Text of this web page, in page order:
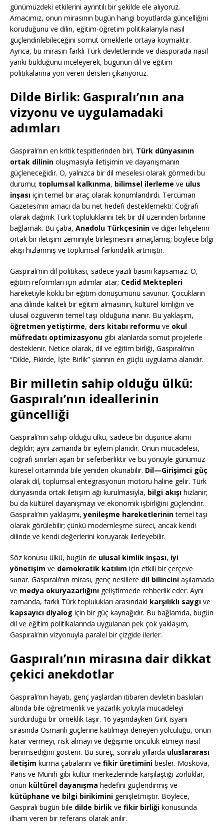
günümüzdeki etkilerini ayrıntılı bir şekilde ele alıyoruz.
Amacımız, onun mirasının bugün hangi boyutlarda güncelliğini
koruduğunu ve dilin, eğitim-öğretim politikalarıyla nasıl
güçlendirilebileceğini somut örneklerle ortaya koymaktır.
Ayrıca, bu mirasın farklı Türk devletlerinde ve diasporada nasıl
yankı bulduğunu inceleyerek, bugünün dil ve eğitim
politikalarına yön veren dersleri çıkarıyoruz.
Dilde Birlik: Gaspıralı’nın ana
vizyonu ve uygulamadaki
adımları
Gaspıralı’nın en kritik tespitlerinden biri, Türk dünyasının
ortak dilinin oluşmasıyla iletişimin ve dayanışmanın
güçleneceğidir. O, yalnızca bir dil meselesi olarak görmedi bu
durumu; toplumsal kalkınma, bilimsel ilerleme ve ulus
inşası için temel bir araç olarak konumlandırdı. Tercüman
Gazetesi’nin amacı da bu net hedefi desteklemekti: Coğrafi
olarak dağınık Türk topluluklarını tek bir dil üzerinden birbirine
bağlamak. Bu çaba, Anadolu Türkçesinin ve diğer lehçelerin
ortak bir iletişim zeminiyle birleşmesini amaçlamış; böylece bilgi
akışı hızlanmış ve toplumsal farkındalık artmıştır.
Gaspıralı’nın dil politikası, sadece yazılı basını kapsamaz. O,
eğitim reformları için adımlar atar; Cedid Mektepleri
hareketiyle köklü bir eğitim dönüşümünü savunur. Çocukların
ana dilinde kaliteli bir eğitim almasının, kültürel kimliğin ve
ulusal özgüvenin temel taşı olduğuna inanır. Bu yaklaşım,
öğretmen yetiştirme, ders kitabı reformu ve okul
müfredatı optimizasyonu gibi alanlarda somut projelerle
desteklenir. Netice olarak, dil ve eğitim birliği, Gaspıralı’nın
“Dilde, Fikirde, İşte Birlik” şiarının en güçlü uygulama alanıdır.
Bir milletin sahip olduğu ülkü:
Gaspıralı’nın ideallerinin
güncelliği
Gaspıralı’nın sahip olduğu ülkü, sadece bir düşünce akımı
değildir; aynı zamanda bir eylem planıdır. Onun mücadelesi,
coğrafi sınırları aşan bir seferberliktir ve bu yönüyle günümüz
küresel ortamında bile yeniden okunabilir. Dil—Girişimci güç
olarak dil, toplumsal entegrasyonun motoru haline gelir. Türk
dünyasında ortak iletişim ağı kurulmasıyla, bilgi akışı hızlanır;
bu da kültürel dayanışmayı ve ekonomik işbirliğini güçlendirir.
Gaspıralı’nın yaklaşımı,yenileşme hareketlerinintemel taşı
olarak görülebilir; çünkü modernleşme süreci, ancak kendi
dilinde ve kendi değerlerini koruyarak ilerleyebilir.
Söz konusu ülkü, bugün de ulusal kimlik inşası, iyi
yönetişim ve demokratik katılım için etkili bir çerçeve
sunar. Gaspıralı’nın mirası, genç nesillere dil bilincini aşılamada
ve medya okuryazarlığını geliştirmede rehberlik eder. Aynı
zamanda, farklı Türk toplulukları arasındaki karşılıklı saygı ve
kapsayıcı diyalog için bir güç kaynağıdır. Bu bağlamda, bugün
dil ve eğitim politikalarında uygulanan pek çok yaklaşım,
Gaspıralı’nın vizyonuyla paralel bir çizgide ilerler.
Gaspıralı’nın mirasına dair dikkat
çekici anekdotlar
Gaspıralı’nın hayatı, genç yaşlardan itibaren devletin baskıları
altında bile öğretmenlik ve yazarlık yoluyla mücadeleyi
sürdürdüğü bir örneklik taşır. 16 yaşındayken Girit isyanı
sırasında Osmanlı güçlerine katılmayı deneyen yolculuğu, onun
karar vermeyi, risk almayı ve değişime öncülük etmeyi nasıl
benimsediğini gösterir. Bu süreç, sonraki yıllarda uluslararası
iletişim kurma çabalarını ve fikir üretimini besler. Moskova,
Paris ve Münih gibi kültür merkezlerinde karşılaştığı zorluklar,
onun kültürel dayanışma hedefini güçlendirmiş ve
kütüphane ve bilgi birikimini genişletmiştir. Böylece,
Gaspıralı bugün bile dilde birlik ve fikir birliği konusunda
ilham veren bir referans olarak anılır.